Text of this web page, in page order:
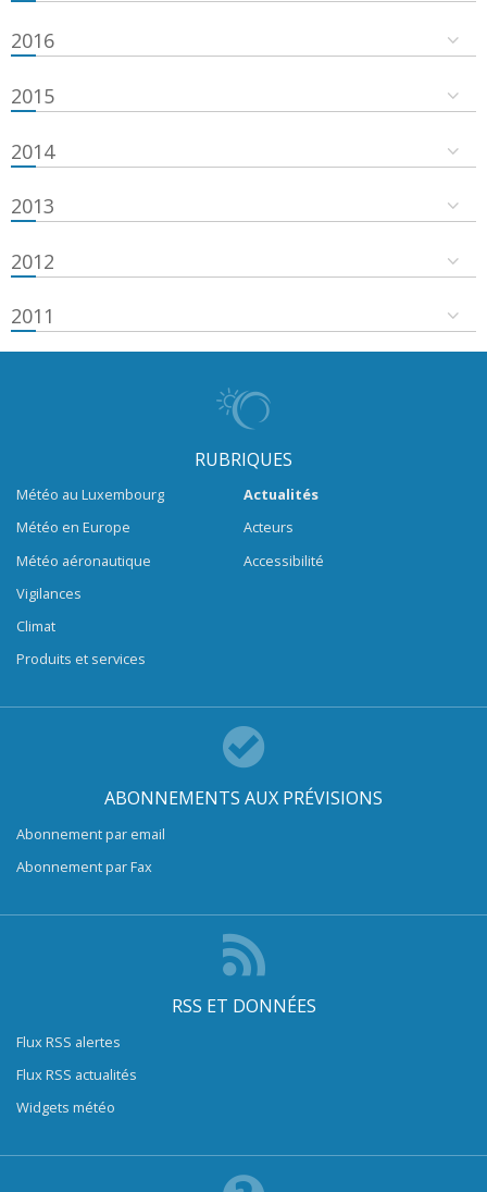
2016
2015
2014
2013
2012
2011
RUBRIQUES
Météo au Luxembourg
Météo en Europe
Météo aéronautique
Vigilances
Climat
Produits et services
Actualités
Acteurs
Accessibilité
ABONNEMENTS AUX PRÉVISIONS
Abonnement par email
Abonnement par Fax
RSS ET DONNÉES
Flux RSS alertes
Flux RSS actualités
Widgets météo